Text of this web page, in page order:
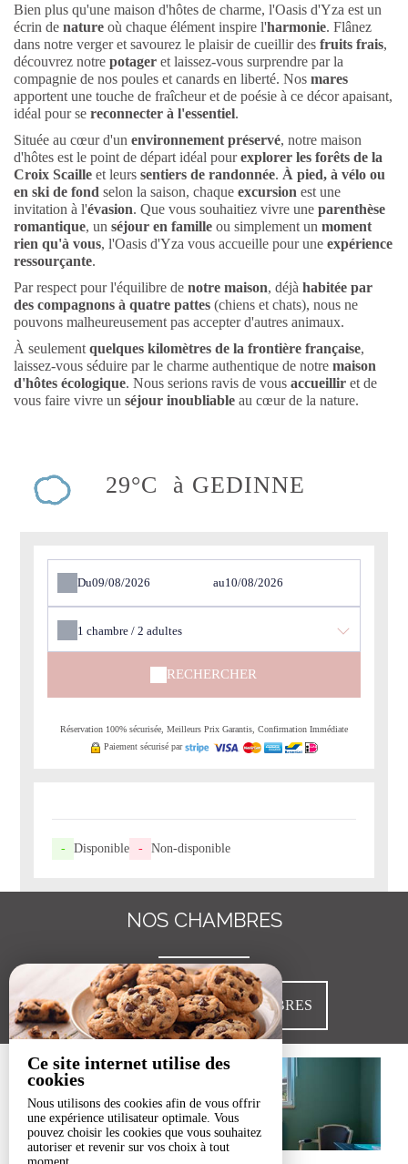
Ce site internet utilise des
cookies
Nous utilisons des cookies afin de vous offrir
une expérience utilisateur optimale. Vous
pouvez choisir les cookies que vous souhaitez
autoriser et revenir sur vos choix à tout
Bien plus qu'une maison d'hôtes de charme, l'Oasis d'Yza est un
écrin de nature où chaque élément inspire l'harmonie. Flânez
dans notre verger et savourez le plaisir de cueillir des fruits frais,
découvrez notre potager et laissez-vous surprendre par la
compagnie de nos poules et canards en liberté. Nos mares
apportent une touche de fraîcheur et de poésie à ce décor apaisant,
idéal pour se reconnecter à l'essentiel.
Située au cœur d'un environnement préservé, notre maison
d'hôtes est le point de départ idéal pourexplorer les forêts de la
Croix Scaille et leurs sentiers de randonnée. À pied, à vélo ou
en ski de fond selon la saison, chaque excursion est une
invitation à l'évasion. Que vous souhaitiez vivre une parenthèse
romantique, un séjour en famille ou simplement un moment
rien qu'à vous, l'Oasis d'Yza vous accueille pour une expérience
ressourçante.
Par respect pour l'équilibre de notre maison, déjà habitée par
des compagnons à quatre pattes (chiens et chats), nous ne
pouvons malheureusement pas accepter d'autres animaux.
À seulement quelques kilomètres de la frontière française,
laissez-vous séduire par le charme authentique de notre maison
d'hôtes écologique. Nous serions ravis de vous accueillir et de
vous faire vivre un séjour inoubliable au cœur de la nature.
29°C à GEDINNE
Du au
1chambre /2adultes
RECHERCHER
Réservation 100% sécurisée, Meilleurs Prix Garantis, Confirmation Immédiate
Paiement sécurisé par
- Disponible - Non-disponible
NOS CHAMBRES
VOIR TOUTES NOS CHAMBRES